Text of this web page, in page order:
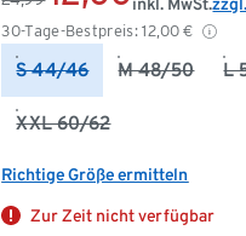
30-Tage-Bestpreis: 12,00 €
S 44/46 M 48/50 L
XXL 60/62
Richtige Größe ermitteln
Zur Zeit nicht verfügbar